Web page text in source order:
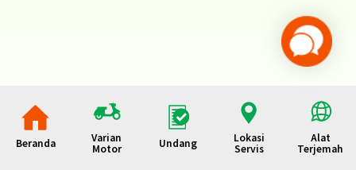
Beranda
Varian
Motor
Undang
Lokasi
Servis
Alat
Terjemah